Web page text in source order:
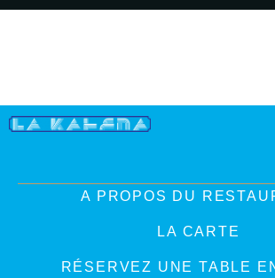
A PROPOS DU
LA CARTE
RÉSERVEZ UNE TABLE